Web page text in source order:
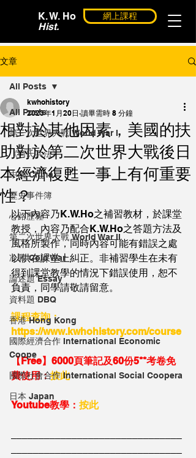
K. W. Ho
Hist.
網上課程
文章
All Posts
第一次世界大戰 World War I
《何氏兵法》
中國 China
歷史事件簿
心路歷程
第二次世界大戰 World War II
冷戰 Cold War
論述題 Essay
資料題 DBQ
香港 Hong Kong
國際經濟合作 International Economic
Coope
國際社會合作 International Social Coopera
日本 Japan
All Posts
相對於其他因素，美國的扶
助對於第二次世界大戰後日
本經濟復甦一事上有何重要
性？
kwhohistory
2023年1月20日 讀畢需時 8 分鐘
以下內容乃K.W.Ho之補習教材，於課堂
教授，內容乃配合K.W.Ho之答題方法及
風格所製作，同時內容可能有錯誤之處
以供在課堂上糾正。非補習學生在未有
得到課堂教學的情況下錯誤使用，恕不
負責，同學請敬請留意。
課程查詢：
https://www.kwhohistory.com/course
【Free】6000頁筆記及60份5**考卷免
費使用：按此
Youtube教學： 按此